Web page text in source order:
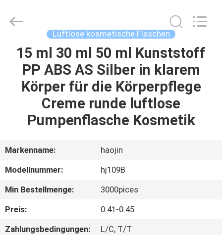
HAUS
PRODUKTE
ÜBER
FABRIK-
QUALITÄTSKONTROLLE
Plastic
Reserved.
Luftlose kosmetische Flaschen
15 ml 30 ml 50 ml Kunststoff
PP ABS AS Silber in klarem
Körper für die Körperpflege
Creme runde luftlose
Pumpenflasche Kosmetik
Markenname:
haojin
Modellnummer:
hj109B
Min Bestellmenge:
3000pices
Preis:
0.41-0.45
Zahlungsbedingungen:
L/C, T/T